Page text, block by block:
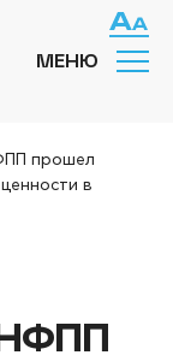
МЕНЮ
прошел
в